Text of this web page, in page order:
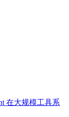
在大规模工具系